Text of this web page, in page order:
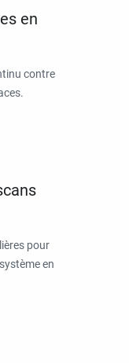
en
contre
pour
en